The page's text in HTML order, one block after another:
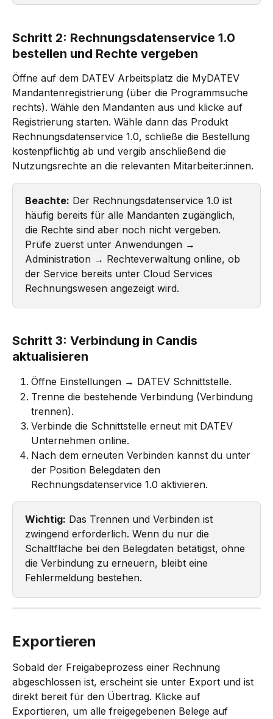
Schritt 2: Rechnungsdatenservice 1.0
bestellen und Rechte vergeben
Öffne auf dem DATEV Arbeitsplatz die MyDATEV
Mandantenregistrierung (über die Programmsuche
rechts). Wähle den Mandanten aus und klicke auf
Registrierung starten. Wähle dann das Produkt
Rechnungsdatenservice 1.0, schließe die Bestellung
kostenpflichtig ab und vergib anschließend die
Nutzungsrechte an die relevanten Mitarbeiter:innen.
Beachte: Der Rechnungsdatenservice 1.0 ist
häufig bereits für alle Mandanten zugänglich,
die Rechte sind aber noch nicht vergeben.
Prüfe zuerst unter Anwendungen →
Administration → Rechteverwaltung online, ob
der Service bereits unter Cloud Services
Rechnungswesen angezeigt wird.
Schritt 3: Verbindung in Candis
aktualisieren
Öffne Einstellungen → DATEV Schnittstelle.
Trenne die bestehende Verbindung (Verbindung
trennen).
Verbinde die Schnittstelle erneut mit DATEV
Unternehmen online.
Nach dem erneuten Verbinden kannst du unter
der Position Belegdaten den
Rechnungsdatenservice 1.0 aktivieren.
Wichtig: Das Trennen und Verbinden ist
zwingend erforderlich. Wenn du nur die
Schaltfläche bei den Belegdaten betätigst, ohne
die Verbindung zu erneuern, bleibt eine
Fehlermeldung bestehen.
Exportieren
Sobald der Freigabeprozess einer Rechnung
abgeschlossen ist, erscheint sie unter Export und ist
direkt bereit für den Übertrag. Klicke auf
Exportieren, um alle freigegebenen Belege auf